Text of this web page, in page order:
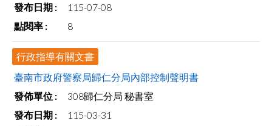
115-07-08
8
行政指導有關文書
臺南市政府警察局歸仁分局內部控制聲明書
308歸仁分局 秘書室
115-03-31